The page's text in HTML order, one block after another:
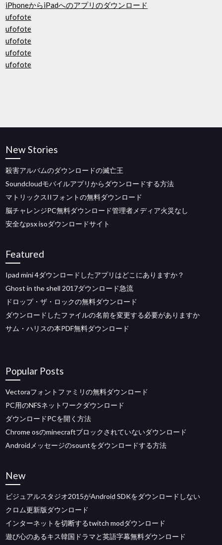
iPhoneからiPadへのアプリのダウンロード
ufofote
ufofote
ufofote
ufofote
ufofote
New Stories
殺害アルバムのダウンロードの滅亡王
Soundcloudモバイルアプリからダウンロードする方法
マトリックスIIフォントの無料ダウンロード
脳チャレンジPC無料ダウンロード管理者メディア火災なし
安全なpsx isoダウンロードサイト
Featured
Ipad mini 4ダウンロードしたアプリはどこにありますか？
Ghost in the shell 2017ダウンロード急流
ドロップ・ザ・ロックの無料ダウンロード
ダウンロードしたファイルの名前を変更する必要がありますか
サム・ハリスの本PDF無料ダウンロード
Popular Posts
Vectoraフォントファミリの無料ダウンロード
PC用のNFSネットワークダウンロード
ダウンロードPCを開く方法
Chrome osのminecraftブロックされていないダウンロード
Androidメッセージのsountをダウンロードする方法
New
ビジュアルスタジオ2015がAndroid SDKをダウンロードしない
クロム更新版ダウンロード
インターネットを切断するtwitch modダウンロード
遊び心のあるキス韓国ドラマと英語字幕無料ダウンロード